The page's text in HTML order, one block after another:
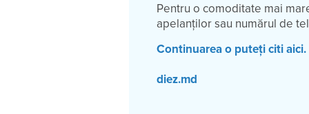
Pentru o comoditate mai
apelanţilor sau numărul de
Continuarea o puteți citi aici.
diez.md